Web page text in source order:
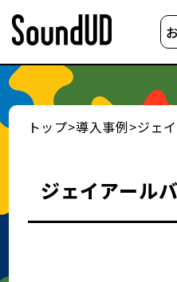
トップ>導入事例>ジェ
ジェイアール